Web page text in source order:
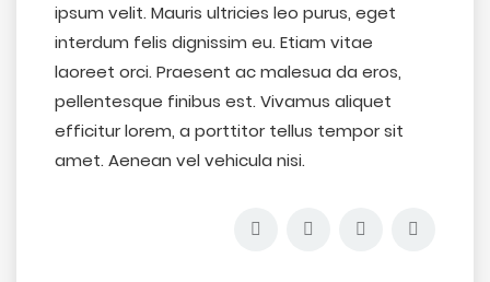
ipsum velit. Mauris ultricies leo purus, eget
interdum felis dignissim eu. Etiam vitae
laoreet orci. Praesent ac malesua da eros,
pellentesque finibus est. Vivamus aliquet
efficitur lorem, a porttitor tellus tempor sit
amet. Aenean vel vehicula nisi.